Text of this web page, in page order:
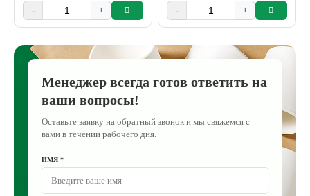
- + - +
Менеджер всегда готов ответить на
ваши вопросы!
Оставьте заявку на обратный звонок и мы свяжемся с
вами в течении рабочего дня.
ИМЯ *